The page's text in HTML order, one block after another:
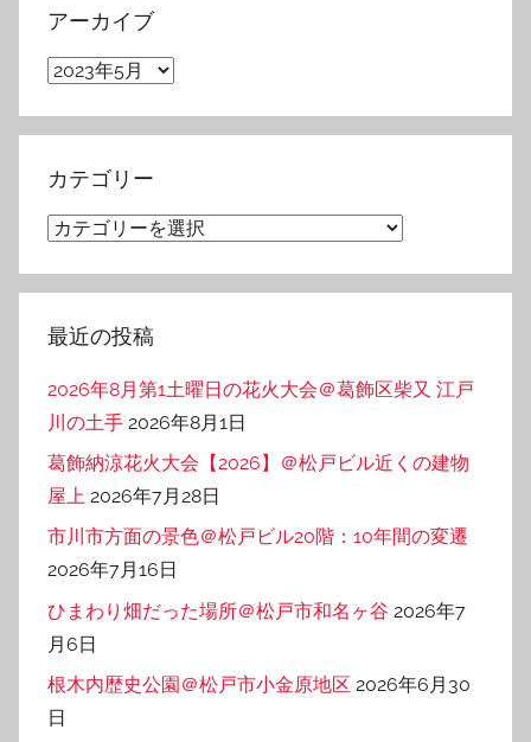
アーカイブ
ア
カ
イ
カテゴリー
カ
ゴ
リ
最近の投稿
2026年8月第1土曜日の花火大会＠葛飾区柴又 江戸
川の土手 2026年8月1日
葛飾納涼花火大会【2026】＠松戸ビル近くの建物
屋上 2026年7月28日
市川市方面の景色＠松戸ビル20階：10年間の変遷
2026年7月16日
ひまわり畑だった場所＠松戸市和名ヶ谷 2026年7
月6日
根木内歴史公園＠松戸市小金原地区 2026年6月30
日